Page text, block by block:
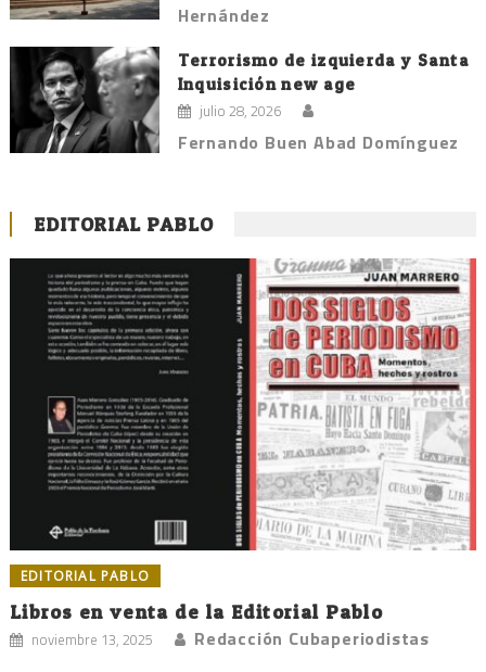
Hernández
Terrorismo de izquierda y Santa
Inquisición new age
julio 28, 2026
Fernando Buen Abad Domínguez
EDITORIAL PABLO
EDITORIAL PABLO
Libros en venta de la Editorial Pablo
noviembre 13, 2025 Redacción Cubaperiodistas